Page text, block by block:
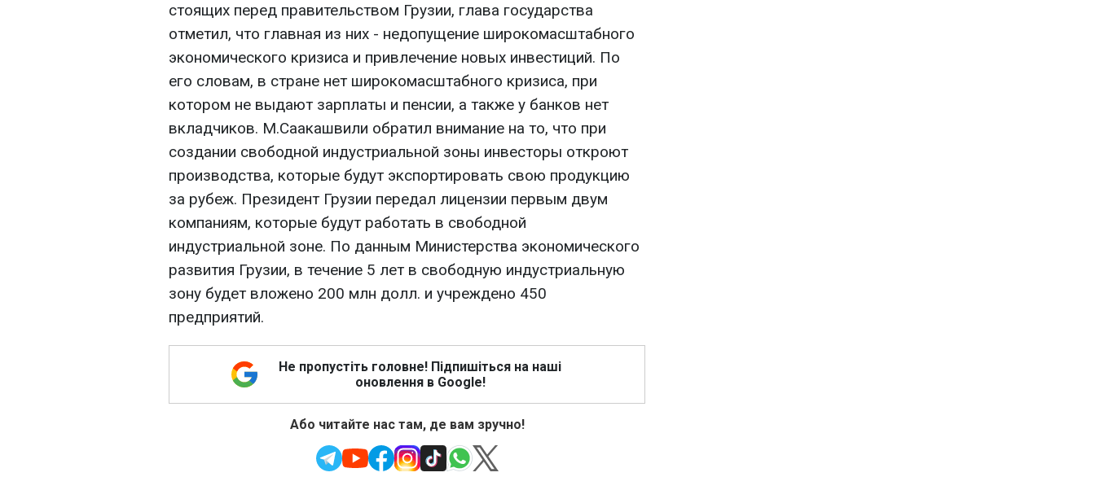
стоящих перед правительством Грузии, глава государства
отметил, что главная из них - недопущение широкомасштабного
экономического кризиса и привлечение новых инвестиций. По
его словам, в стране нет широкомасштабного кризиса, при
котором не выдают зарплаты и пенсии, а также у банков нет
вкладчиков. М.Саакашвили обратил внимание на то, что при
создании свободной индустриальной зоны инвесторы откроют
производства, которые будут экспортировать свою продукцию
за рубеж. Президент Грузии передал лицензии первым двум
компаниям, которые будут работать в свободной
индустриальной зоне. По данным Министерства экономического
развития Грузии, в течение 5 лет в свободную индустриальную
зону будет вложено 200 млн долл. и учреждено 450
предприятий.
Не пропустіть головне! Підпишіться на наші
оновлення в Google!
Або читайте нас там, де вам зручно!